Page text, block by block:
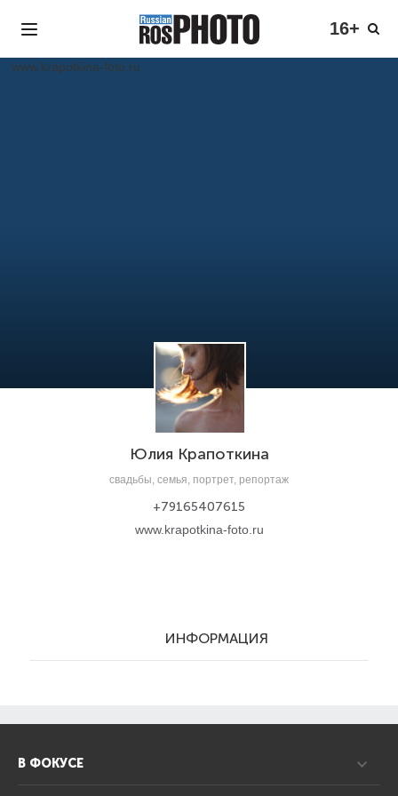
16+
www.krapotkina-foto.ru
Юлия Крапоткина
свадьбы, семья, портрет, репортаж
+79165407615
www.krapotkina-foto.ru
ИНФОРМАЦИЯ
В ФОКУСЕ